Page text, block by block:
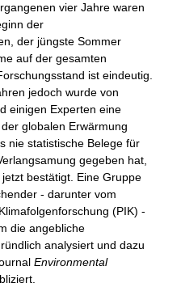
vier Jahre waren
der
der jüngste Sommer
auf der gesamten
ist eindeutig.
jedoch wurde von
einigen Experten eine
globalen Erwärmung
nie statistische Belege für
gegeben hat,
bestätigt. Eine Gruppe
- darunter vom
(PIK) -
die angebliche
analysiert und dazu
Environmental